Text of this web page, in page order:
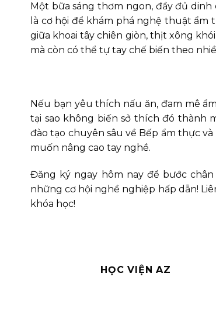
Một bữa sáng thơm ngon, đầy đủ
là cơ hội để khám phá nghệ thuật ẩm
giữa khoai tây chiên giòn, thịt xông
mà còn có thể tự tay chế biến theo
Nếu bạn yêu thích nấu ăn, đam mê
tại sao không biến sở thích đó thành
đào tạo chuyên sâu về Bếp ẩm thực
muốn nâng cao tay nghề.
Đăng ký ngay hôm nay để bước
những cơ hội nghề nghiệp hấp dẫn!
khóa học!
HỌC VIỆN AZ